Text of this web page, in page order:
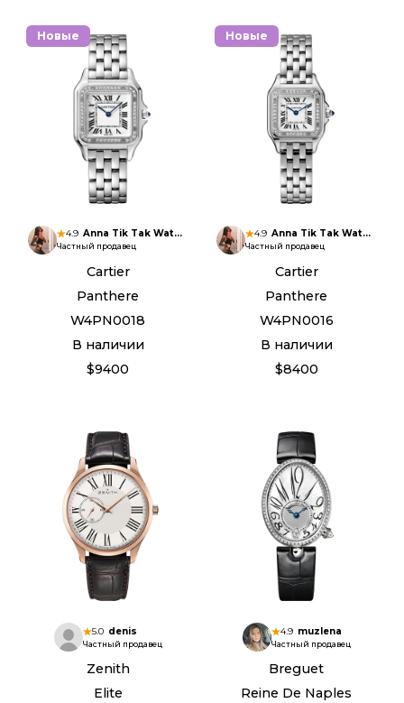
Новые
4.9 Anna Tik Tak Watches
Частный продавец
Cartier
Panthere
W4PN0018
В наличии
$9400
Новые
4.9 Anna Tik Tak Watches
Частный продавец
Cartier
Panthere
W4PN0016
В наличии
$8400
5.0 denis
Частный продавец
Zenith
Elite
4.9 muzlena
Частный продавец
Breguet
Reine De Naples